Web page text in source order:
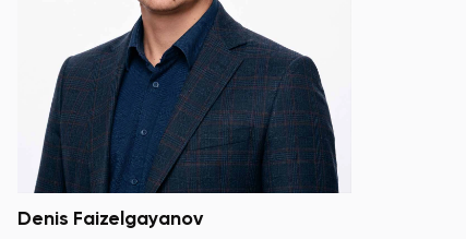
Denis Faizelgayanov